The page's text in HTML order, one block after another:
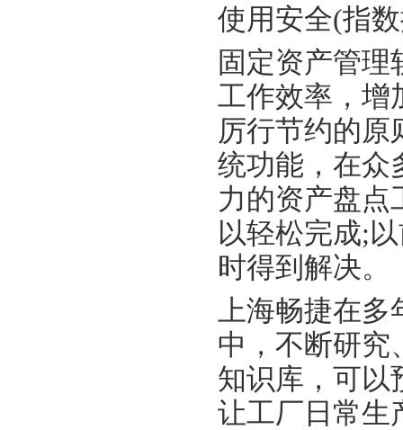
使用安全(指
固定资产管
工作效率，增
厉行节约的原
统功能，在众
力的资产盘点
以轻松完成;
时得到解决。
上海畅捷在多
中，不断研究
知识库，可以
让工厂日常生